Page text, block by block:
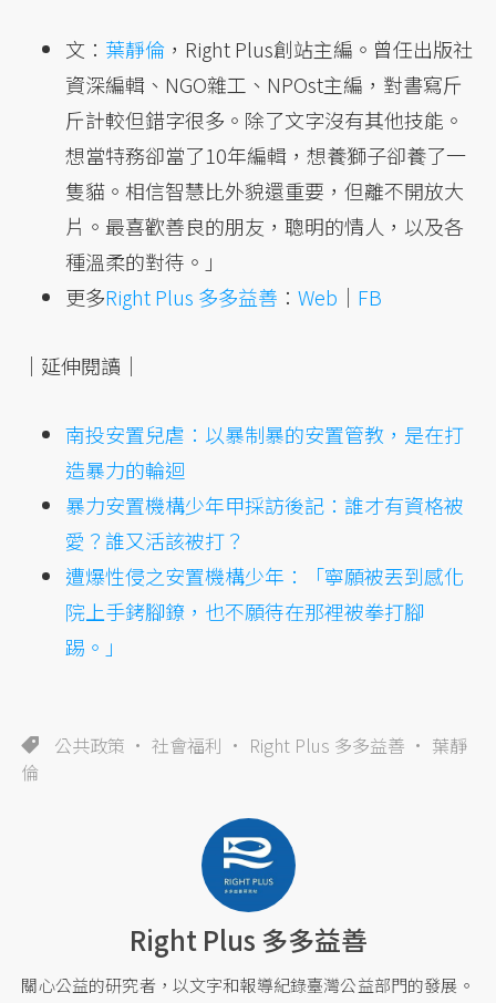
文： 葉靜倫 ，Right Plus創站主編。曾任出版社
資深編輯、NGO雜工、NPOst主編，對書寫斤
斤計較但錯字很多。除了文字沒有其他技能。
想當特務卻當了10年編輯，想養獅子卻養了一
隻貓。相信智慧比外貌還重要，但離不開放大
片。最喜歡善良的朋友，聰明的情人，以及各
種溫柔的對待。」
更多Right Plus 多多益善 ：Web ｜ FB
｜延伸閱讀｜
南投安置兒虐：以暴制暴的安置管教，是在打
造暴力的輪迴
暴力安置機構少年甲採訪後記：誰才有資格被
愛？誰又活該被打？
遭爆性侵之安置機構少年：「寧願被丟到感化
院上手銬腳鐐，也不願待在那裡被拳打腳
踢。」
公共政策 社會福利 Right Plus 多多益善
葉靜
倫
Right Plus 多多益善
關心公益的研究者，以文字和報導紀錄臺灣公益部門的發展。